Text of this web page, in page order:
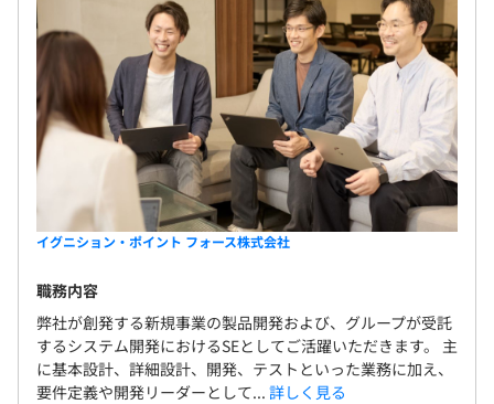
イグニション・ポイント フォース株式会社
職務内容
弊社が創発する新規事業の製品開発および、グループが受託
するシステム開発におけるSEとしてご活躍いただきます。 主
に基本設計、詳細設計、開発、テストといった業務に加え、
要件定義や開発リーダーとして... 詳しく見る